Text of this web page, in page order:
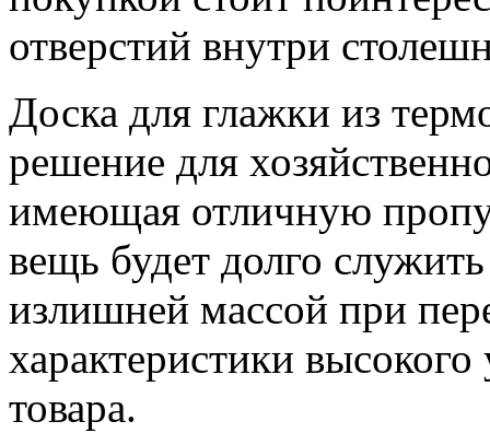
отверстий внутри
Доска для глажки из
решение для
имеющая отличную
вещь будет долго
излишней массой при
характеристики
товара.